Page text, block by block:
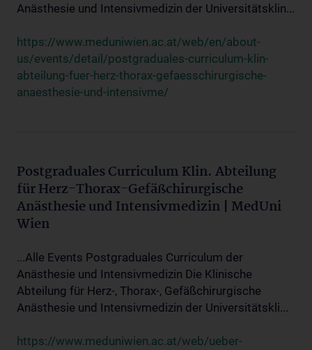
Anästhesie und Intensivmedizin der Universitätsklin...
https://www.meduniwien.ac.at/web/en/about-
us/events/detail/postgraduales-curriculum-klin-
abteilung-fuer-herz-thorax-gefaesschirurgische-
anaesthesie-und-intensivme/
Postgraduales Curriculum Klin. Abteilung
für Herz-Thorax-Gefäßchirurgische
Anästhesie und Intensivmedizin | MedUni
Wien
...Alle Events Postgraduales Curriculum der
Anästhesie und Intensivmedizin Die Klinische
Abteilung für Herz-, Thorax-, Gefäßchirurgische
Anästhesie und Intensivmedizin der Universitätskli...
https://www.meduniwien.ac.at/web/ueber-